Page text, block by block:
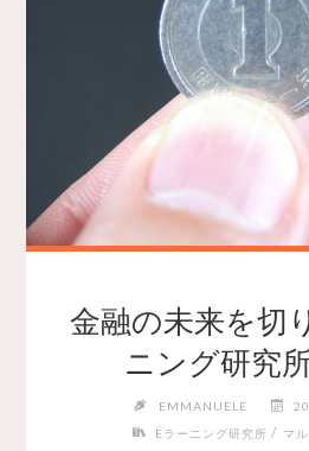
金融の未来を切
ニング研究
EMMANUELE
Eラーニング研究所 / マ